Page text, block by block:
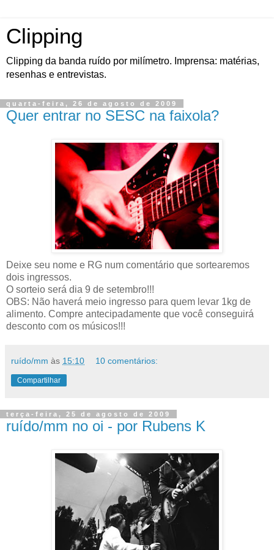
Clipping
Clipping da banda ruído por milímetro. Imprensa: matérias,
resenhas e entrevistas.
quarta-feira, 26 de agosto de 2009
Quer entrar no SESC na faixola?
Deixe seu nome e RG num comentário que sortearemos
dois ingressos.
O sorteio será dia 9 de setembro!!!
OBS: Não haverá meio ingresso para quem levar 1kg de
alimento. Compre antecipadamente que você conseguirá
desconto com os músicos!!!
ruído/mm às 15:10 10 comentários:
Compartilhar
terça-feira, 25 de agosto de 2009
ruído/mm no oi - por Rubens K